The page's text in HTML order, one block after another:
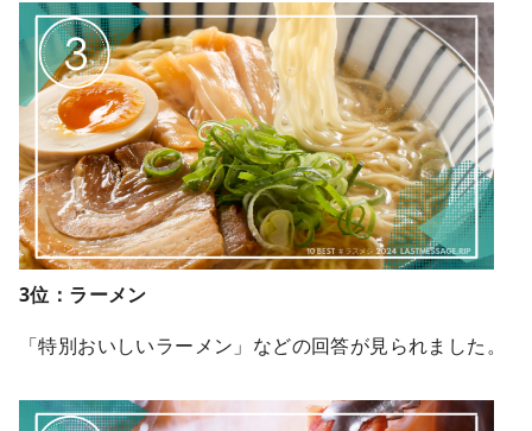
3位：ラーメン
「特別おいしいラーメン」などの回答が見られました。